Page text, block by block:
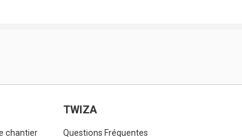
chantier
TWIZA
Questions Fréquentes